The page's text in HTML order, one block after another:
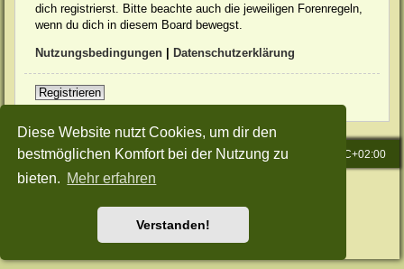
Diese Website nutzt Cookies, um dir den
bestmöglichen Komfort bei der Nutzung zu
bieten. Mehr erfahren
Verstanden!
dich registrierst. Bitte beachte auch die jeweiligen Forenregeln,
wenn du dich in diesem Board bewegst.
Nutzungsbedingungen Datenschutzerklärung
Registrieren
Startseite Foren-Übersicht Alle Zeiten sind UTC+02:00
Powered byphpBB® Forum Software © phpBB Limited
Nutzungsbedingungen